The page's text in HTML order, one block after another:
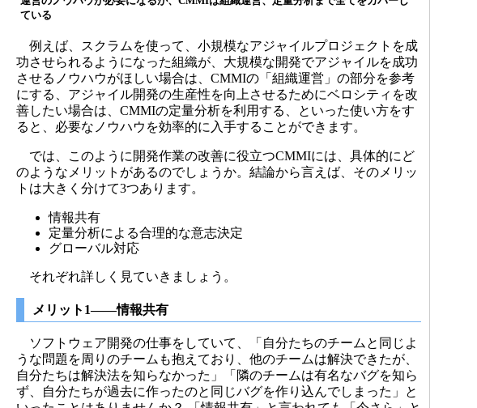
ている
例えば、スクラムを使って、小規模なアジャイルプロジェクトを成
功させられるようになった組織が、大規模な開発でアジャイルを成功
させるノウハウがほしい場合は、CMMIの「組織運営」の部分を参考
にする、アジャイル開発の生産性を向上させるためにベロシティを改
善したい場合は、CMMIの定量分析を利用する、といった使い方をす
ると、必要なノウハウを効率的に入手することができます。
では、このように開発作業の改善に役立つCMMIには、具体的にど
のようなメリットがあるのでしょうか。結論から言えば、そのメリッ
トは大きく分けて3つあります。
情報共有
定量分析による合理的な意志決定
グローバル対応
それぞれ詳しく見ていきましょう。
メリット1――情報共有
ソフトウェア開発の仕事をしていて、「自分たちのチームと同じよ
うな問題を周りのチームも抱えており、他のチームは解決できたが、
自分たちは解決法を知らなかった」「隣のチームは有名なバグを知ら
ず、自分たちが過去に作ったのと同じバグを作り込んでしまった」と